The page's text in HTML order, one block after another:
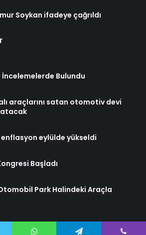
Soykan ifadeye çağrıldı
İncelemelerde Bulundu
araçlarını satan otomotiv devi
enflasyon eylülde yükseldi
Başladı
Park Halindeki Araçla